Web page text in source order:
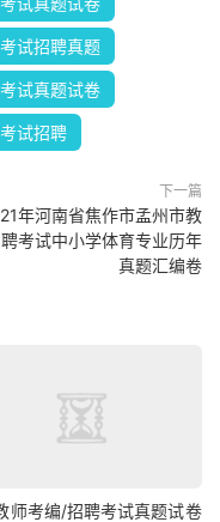
试招聘真题
试真题试卷
试招聘
下一篇
年河南省焦作市孟州市教
考试中小学体育专业历年
真题汇编卷
师考编/招聘考试真题试卷